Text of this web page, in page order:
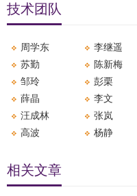
技术团队
周学东 李继遥
苏勤
陈新梅
邹玲
彭栗
薛晶
李文
汪成林
张岚
高波
杨静
相关文章